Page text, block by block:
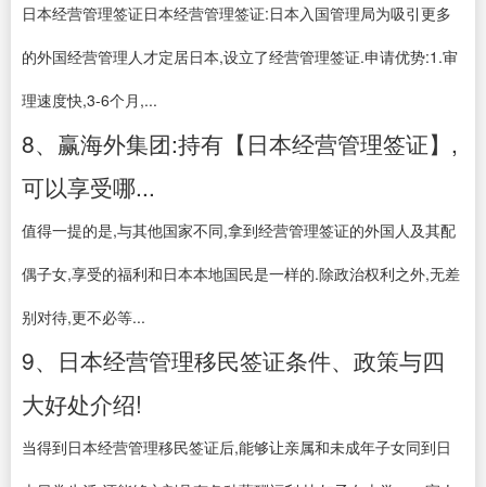
日本经营管理签证日本经营管理签证:日本入国管理局为吸引更多
的外国经营管理人才定居日本,设立了经营管理签证.申请优势:1.审
理速度快,3-6个月,...
8、赢海外集团:持有【日本经营管理签证】,
可以享受哪...
值得一提的是,与其他国家不同,拿到经营管理签证的外国人及其配
偶子女,享受的福利和日本本地国民是一样的.除政治权利之外,无差
别对待,更不必等...
9、日本经营管理移民签证条件、政策与四
大好处介绍!
当得到日本经营管理移民签证后,能够让亲属和未成年子女同到日